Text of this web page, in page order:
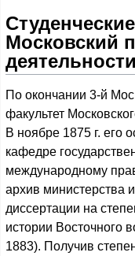
Московский
По окончании 3-й
факультет
В ноябре 1875 г. его
кафедре
международному
архив министерства
диссертации на
истории Восточного
1883). Получив